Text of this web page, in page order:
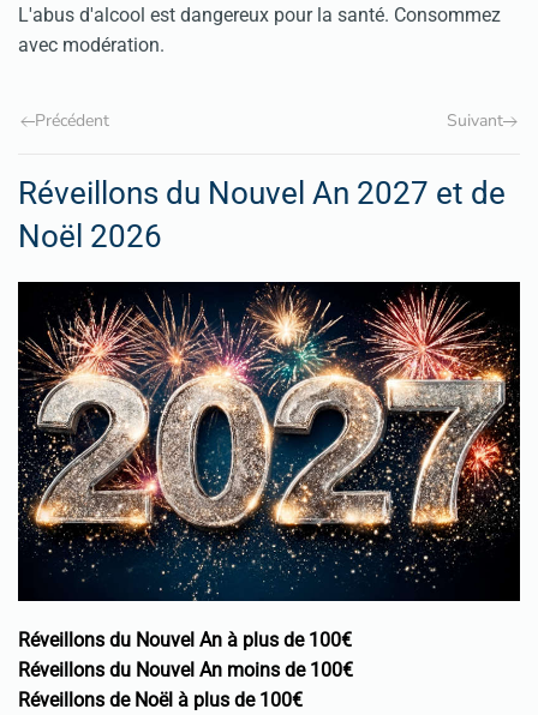
L'abus d'alcool est dangereux pour la santé. Consommez
avec modération.
Précédent Suivant
Réveillons du Nouvel An 2027 et de
Noël 2026
Réveillons du Nouvel An à plus de 100€
Réveillons du Nouvel An moins de 100€
Réveillons de Noël à plus de 100€